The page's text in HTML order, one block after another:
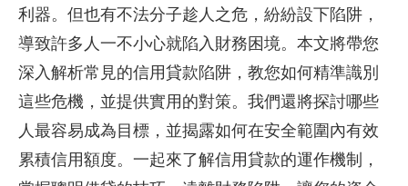
利器。但也有不法分子趁人之危，紛紛設下陷阱，
導致許多人一不小心就陷入財務困境。本文將帶您
深入解析常見的信用貸款陷阱，教您如何精準識別
這些危機，並提供實用的對策。我們還將探討哪些
人最容易成為目標，並揭露如何在安全範圍內有效
累積信用額度。一起來了解信用貸款的運作機制，